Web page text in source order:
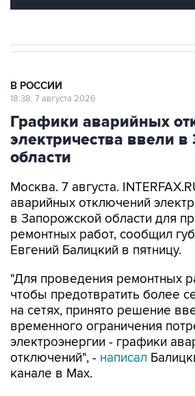
Графики аварийных
электричества ввели в
области
Москва. 7 августа.
в Запорожской области для
ремонтных работ, сообщил
Евгений Балицкий в пятницу.
"Для проведения ремонтных
на сетях, принято решение
временного ограничения
электроэнергии - графики
отключений", -написал
канале в Max.
По его словам,